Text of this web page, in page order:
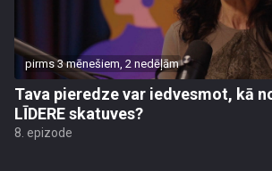
pirms 3 mēnešiem, 2 nedēļām
Tava pieredze var iedvesmot, kā
LĪDERE skatuves?
8. epizode